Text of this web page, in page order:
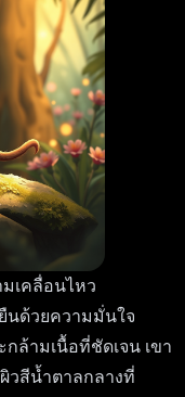
เคลื่อนไหว
นด้วยความมั่นใจ
ล้ามเนื้อที่ชัดเจน เขา
วสีน้ำตาลกลางที่